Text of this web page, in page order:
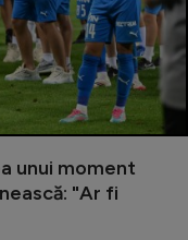
unui moment
"Ar fi